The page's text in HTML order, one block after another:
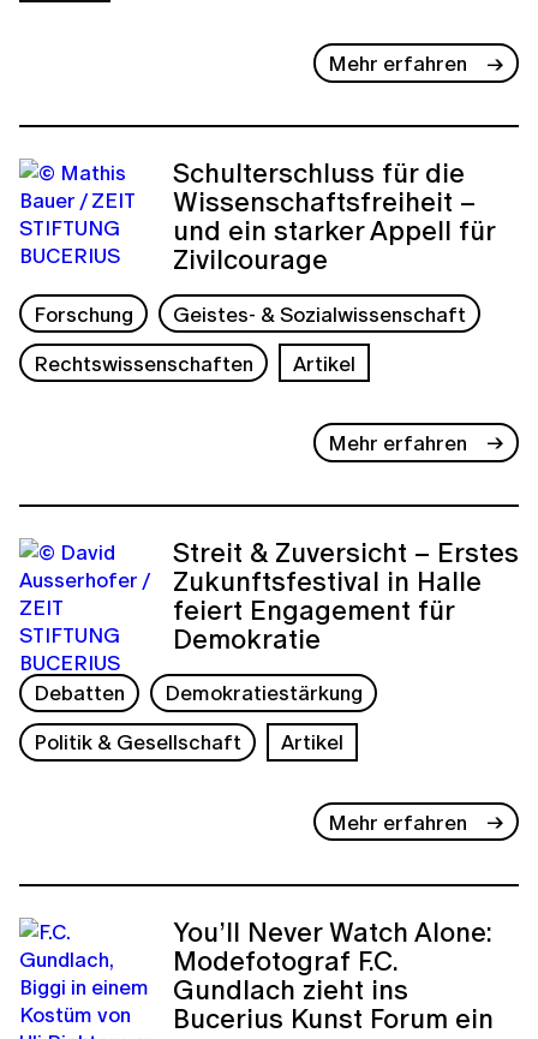
Mehr erfahren
Schulterschluss für die
Wissenschaftsfreiheit –
und ein starker Appell für
Zivilcourage
Forschung
Geistes- & Sozialwissenschaft
Rechtswissenschaften
Artikel
Mehr erfahren
Streit & Zuversicht – Erstes
Zukunftsfestival in Halle
feiert Engagement für
Demokratie
Debatten
Demokratiestärkung
Politik & Gesellschaft
Artikel
Mehr erfahren
You’ll Never Watch Alone:
Modefotograf F.C.
Gundlach zieht ins
Bucerius Kunst Forum ein